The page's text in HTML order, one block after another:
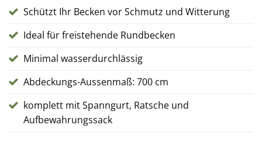
503,00 €452,70 €.
Schützt Ihr Becken vor Schmutz und Witterung
Ideal für freistehende Rundbecken
Minimal wasserdurchlässig
Abdeckungs-Aussenmaß: 700 cm
komplett mit Spanngurt, Ratsche und
Aufbewahrungssack